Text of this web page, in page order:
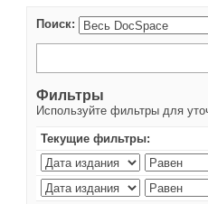
Поиск:
Фильтры
Используйте фильтры для
Текущие фильтры: